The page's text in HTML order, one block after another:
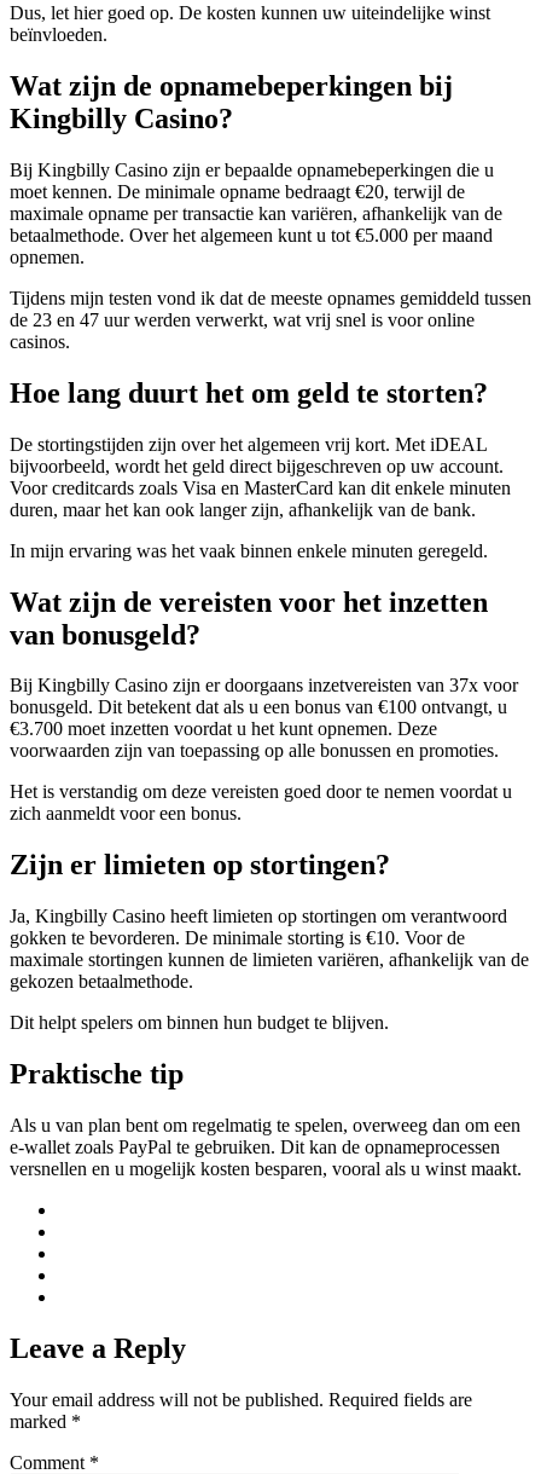
Dus, let hier goed op. De kosten kunnen uw uiteindelijke winst
beïnvloeden.
Wat zijn de opnamebeperkingen bij
Kingbilly Casino?
Bij Kingbilly Casino zijn er bepaalde opnamebeperkingen die u
moet kennen. De minimale opname bedraagt €20, terwijl de
maximale opname per transactie kan variëren, afhankelijk van de
betaalmethode. Over het algemeen kunt u tot €5.000 per maand
opnemen.
Tijdens mijn testen vond ik dat de meeste opnames gemiddeld tussen
de 23 en 47 uur werden verwerkt, wat vrij snel is voor online
casinos.
Hoe lang duurt het om geld te storten?
De stortingstijden zijn over het algemeen vrij kort. Met iDEAL
bijvoorbeeld, wordt het geld direct bijgeschreven op uw account.
Voor creditcards zoals Visa en MasterCard kan dit enkele minuten
duren, maar het kan ook langer zijn, afhankelijk van de bank.
In mijn ervaring was het vaak binnen enkele minuten geregeld.
Wat zijn de vereisten voor het inzetten
van bonusgeld?
Bij Kingbilly Casino zijn er doorgaans inzetvereisten van 37x voor
bonusgeld. Dit betekent dat als u een bonus van €100 ontvangt, u
€3.700 moet inzetten voordat u het kunt opnemen. Deze
voorwaarden zijn van toepassing op alle bonussen en promoties.
Het is verstandig om deze vereisten goed door te nemen voordat u
zich aanmeldt voor een bonus.
Zijn er limieten op stortingen?
Ja, Kingbilly Casino heeft limieten op stortingen om verantwoord
gokken te bevorderen. De minimale storting is €10. Voor de
maximale stortingen kunnen de limieten variëren, afhankelijk van de
gekozen betaalmethode.
Dit helpt spelers om binnen hun budget te blijven.
Praktische tip
Als u van plan bent om regelmatig te spelen, overweeg dan om een
e-wallet zoals PayPal te gebruiken. Dit kan de opnameprocessen
versnellen en u mogelijk kosten besparen, vooral als u winst maakt.
Leave a Reply
Your email address will not be published. Required fields are
marked *
Comment *